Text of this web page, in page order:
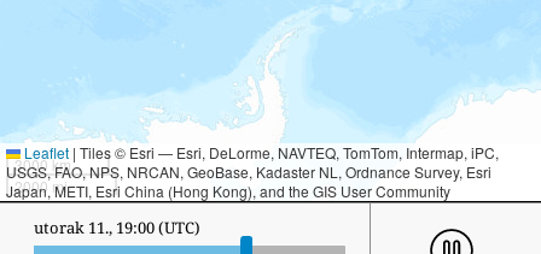
3000 km
2000 mi
Leaflet | Tiles © Esri — Esri, DeLorme, NAVTEQ, TomTom, Intermap, iPC,
USGS, FAO, NPS, NRCAN, GeoBase, Kadaster NL, Ordnance Survey, Esri
Japan, METI, Esri China (Hong Kong), and the GIS User Community
srijeda 12., 7:00 (UTC)